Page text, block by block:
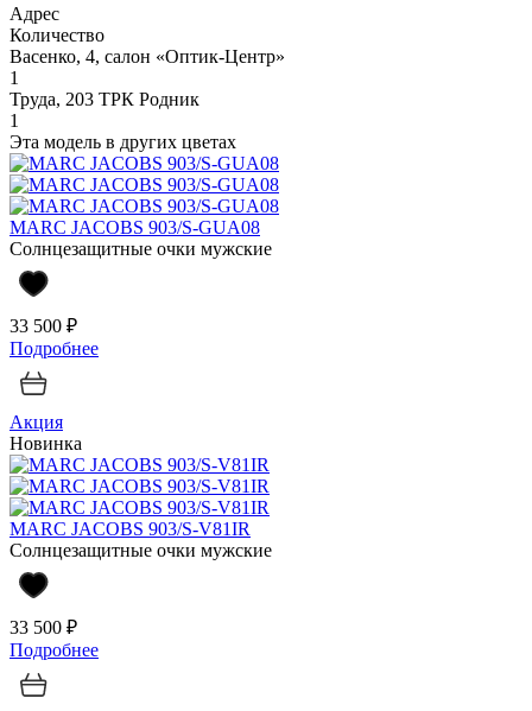
Адрес
Количество
Васенко, 4, салон «Оптик-Центр»
1
Труда, 203 ТРК Родник
1
Эта модель в других цветах
MARC JACOBS 903/S-GUA08
Солнцезащитные очки мужские
33 500 ₽
Подробнее
Акция
Новинка
MARC JACOBS 903/S-V81IR
Солнцезащитные очки мужские
33 500 ₽
Подробнее